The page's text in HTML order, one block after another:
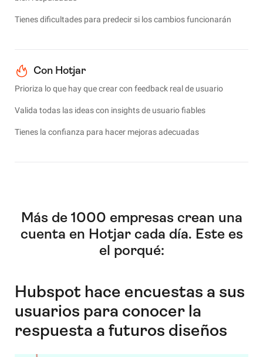
Tienes dificultades para predecir si los cambios funcionarán
Con Hotjar
Prioriza lo que hay que crear con feedback real de usuario
Valida todas las ideas con insights de usuario fiables
Tienes la confianza para hacer mejoras adecuadas
Más de 1000 empresas crean una
cuenta en Hotjar cada día. Este es
el porqué:
Hubspot hace encuestas a sus
usuarios para conocer la
respuesta a futuros diseños